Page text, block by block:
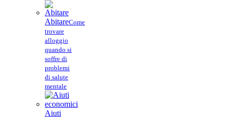
AbitareCome
trovare
alloggio
quando si
soffre di
problemi
di salute
mentale
Aiuti